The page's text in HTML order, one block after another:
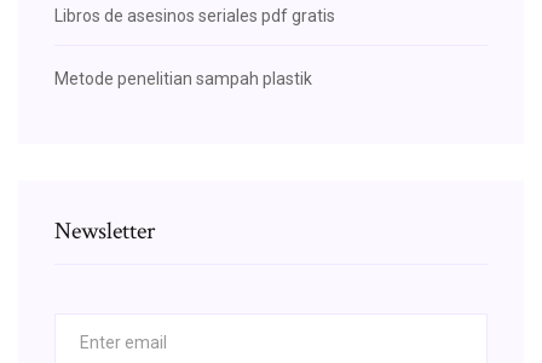
Libros de asesinos seriales pdf gratis
Metode penelitian sampah plastik
Newsletter